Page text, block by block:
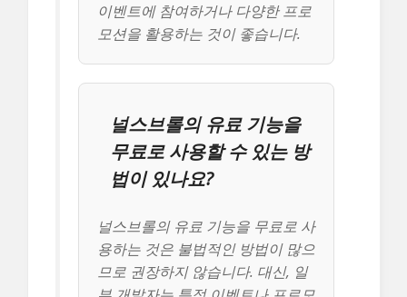
이벤트에 참여하거나 다양한 프로
모션을 활용하는 것이 좋습니다.
널스브롤의 유료 기능을
무료로 사용할 수 있는 방
법이 있나요?
널스브롤의 유료 기능을 무료로 사
용하는 것은 불법적인 방법이 많으
므로 권장하지 않습니다. 대신, 일